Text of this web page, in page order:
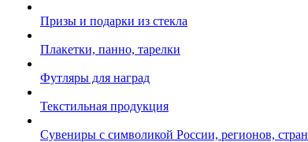
Призы и подарки из стекла
Плакетки, панно, тарелки
Футляры для наград
Текстильная продукция
Сувениры с символикой России, регионов, стран